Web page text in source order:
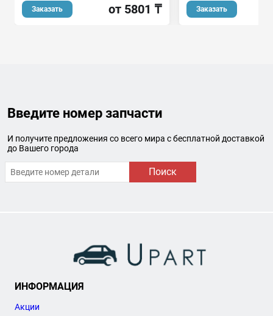
Заказать от 5801 ₸ Заказать
Введите номер запчасти
И получите предложения со всего мира с бесплатной доставкой
до Вашего города
Поиск
ИНФОРМАЦИЯ
Акции